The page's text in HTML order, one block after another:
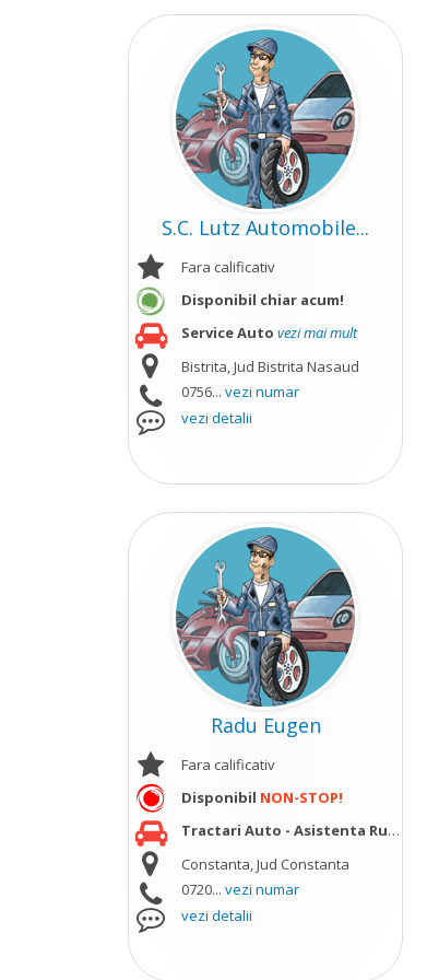
S.C. Lutz Automobile...
Fara calificativ
Disponibil chiar acum!
Service Auto vezi mai mult
Bistrita, Jud Bistrita Nasaud
0756... vezi numar
vezi detalii
Radu Eugen
Fara calificativ
Disponibil NON-STOP!
Tractari Auto - Asistenta Rutiera
Constanta, Jud Constanta
0720... vezi numar
vezi detalii